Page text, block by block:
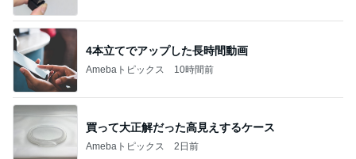
4本立てでアップした長時間動画
Amebaトピックス 10時間前
買って大正解だった高見えするケース
Amebaトピックス 2日前